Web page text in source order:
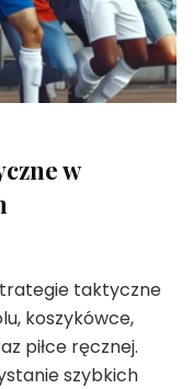
w
taktyczne
koszykówce,
piłce ręcznej.
szybkich